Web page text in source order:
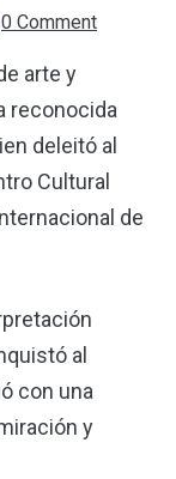
0 Comment
arte y
reconocida
deleitó al
Cultural
de
al
con una
y